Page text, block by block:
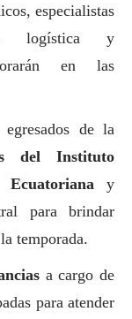
especialistas
logística y
en las
de la
del Instituto
y
para brindar
temporada.
a cargo de
para atender